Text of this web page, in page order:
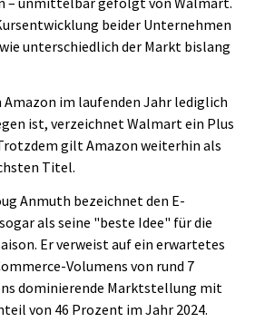
beider Unternehmen
unterschiedlich der Markt bislang
Amazon im laufenden Jahr lediglich
ist, verzeichnet Walmart ein Plus
gilt Amazon weiterhin als
Titel.
Anmuth bezeichnet den E-
als seine "beste Idee" für die
Er verweist auf ein erwartetes
Volumens von rund 7
dominierende Marktstellung mit
von 46 Prozent im Jahr 2024.